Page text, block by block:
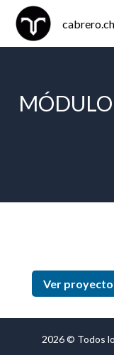
Ver proyecto
2026 © Todos